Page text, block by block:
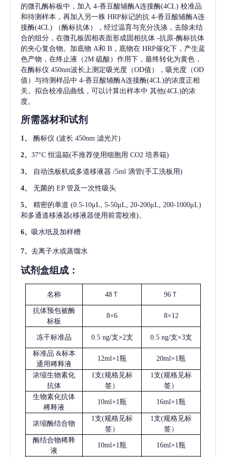
的微孔酶标板中，加入 4-香豆酸辅酶A连接酶(4CL) 校准品
和待测样本，再加入另一株 HRP标记的抗 4-香豆酸辅酶A连
接酶(4CL)
（酶标抗体），经过温育与充分洗涤，去除未结
合的组分，在微孔板固相表面形成固相抗体 -抗原-酶标抗体
的夹心复合物。加底物 A和 B，底物在 HRP催化下，产生蓝
色产物，在终止液（2M 硫酸）作用下，最终转化为黄色，
在酶标仪 450nm波长上测定吸光度（OD值），吸光度（OD
值）与待测样品中 4-香豆酸辅酶A连接酶(4CL)的浓度正相
关。拟合校准品曲线，可以计算出样本中 其他(4CL)的浓
度。
所需器材和试剂
1、 酶标仪 (波长 450nm 滤光片)
2、 37°C 恒温箱(不推荐使用细胞用 CO2 培养箱)
3、 自动洗板机或多道移液器 /5ml 滴管(手工洗板用)
4、 无菌的 EP 管及一次性吸头
5、 精密的单道 (0.5-10μL, 5-50μL, 20-200μL, 200-1000μL)
和多通道移液器(移液器使用前需校准)。
6、 吸水纸及加样槽
7、 去离子水或蒸馏水
试剂盒组成：
名称 48Ｔ 96Ｔ
抗体预包被酶
标板
8×6 8×12
冻干标准品 0.5 ng/支×2支 0.5 ng/支×3支
标准品 &标本
通用稀释液
12ml×1瓶 20ml×1瓶
浓缩生物素化
抗体
1支(规格见标
签）
1支(规格见标
签）
生物素化抗体
稀释液
10ml×1瓶 16ml×1瓶
浓缩酶结合物
1支(规格见标
签）
1支(规格见标
签）
酶结合物稀释
液
10ml×1瓶 16ml×1瓶